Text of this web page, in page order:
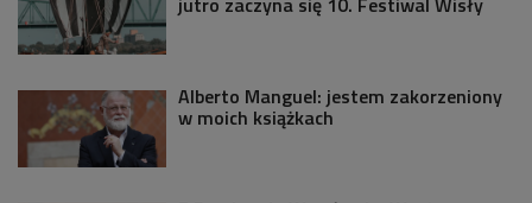
Alberto Manguel: jestem zakorzeniony
w moich książkach